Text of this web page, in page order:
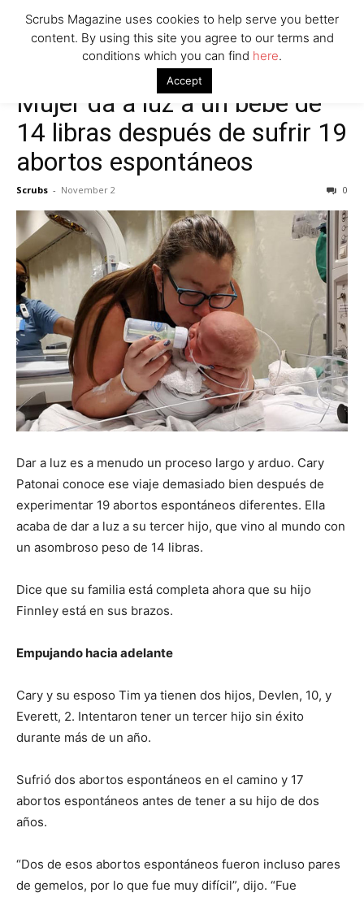
Mujer da a luz a un bebé de
14 libras después de sufrir 19
abortos espontáneos
Scrubs - November 2 0
Dar a luz es a menudo un proceso largo y arduo. Cary
Patonai conoce ese viaje demasiado bien después de
experimentar 19 abortos espontáneos diferentes. Ella
acaba de dar a luz a su tercer hijo, que vino al mundo con
un asombroso peso de 14 libras.
Dice que su familia está completa ahora que su hijo
Finnley está en sus brazos.
Empujando hacia adelante
Cary y su esposo Tim ya tienen dos hijos, Devlen, 10, y
Everett, 2. Intentaron tener un tercer hijo sin éxito
durante más de un año.
Sufrió dos abortos espontáneos en el camino y 17
abortos espontáneos antes de tener a su hijo de dos
años.
“Dos de esos abortos espontáneos fueron incluso pares
de gemelos, por lo que fue muy difícil”, dijo. “Fue
Scrubs Magazine uses cookies to help serve you better
content. By using this site you agree to our terms and
conditions which you can find here.
Accept